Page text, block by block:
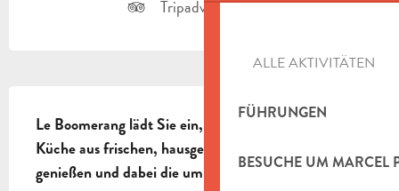
ALLE AKTIVITÄTEN
FÜHRUNGEN
BESUCHE UM MARCEL
Tripadvisor Seite
Le Boomerang lädt Sie ein, seine internationale
Küche aus frischen, hausgemachten Produkten zu
genießen und dabei die umliegenden Grünflächen zu